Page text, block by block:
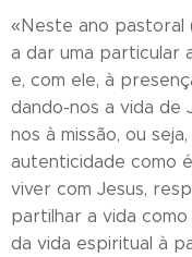
«Neste ano pastoral
a dar uma particular
e, com ele, à
dando-nos a vida de
nos à missão, ou
autenticidade como
viver com Jesus,
partilhar a vida
da vida espiritual à